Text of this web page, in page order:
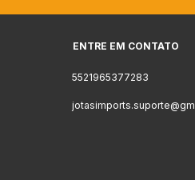
ENTRE EM CONTATO
5521965377283